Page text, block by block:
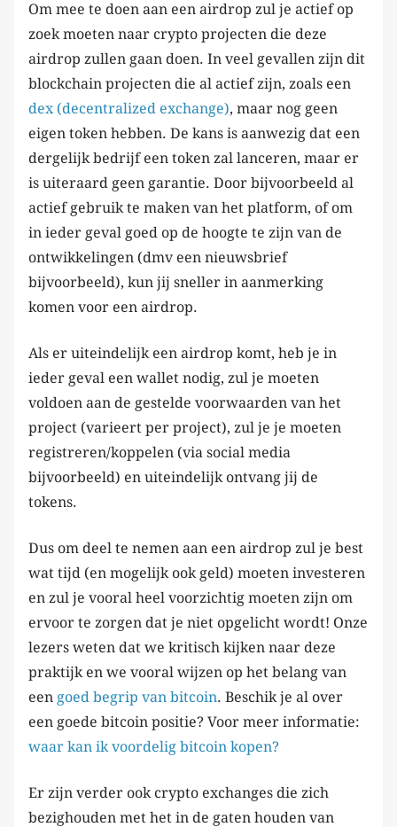
Om mee te doen aan een airdrop zul je actief op
zoek moeten naar crypto projecten die deze
airdrop zullen gaan doen. In veel gevallen zijn dit
blockchain projecten die al actief zijn, zoals een
dex (decentralized exchange), maar nog geen
eigen token hebben. De kans is aanwezig dat een
dergelijk bedrijf een token zal lanceren, maar er
is uiteraard geen garantie. Door bijvoorbeeld al
actief gebruik te maken van het platform, of om
in ieder geval goed op de hoogte te zijn van de
ontwikkelingen (dmv een nieuwsbrief
bijvoorbeeld), kun jij sneller in aanmerking
komen voor een airdrop.
Als er uiteindelijk een airdrop komt, heb je in
ieder geval een wallet nodig, zul je moeten
voldoen aan de gestelde voorwaarden van het
project (varieert per project), zul je je moeten
registreren/koppelen (via social media
bijvoorbeeld) en uiteindelijk ontvang jij de
tokens.
Dus om deel te nemen aan een airdrop zul je best
wat tijd (en mogelijk ook geld) moeten investeren
en zul je vooral heel voorzichtig moeten zijn om
ervoor te zorgen dat je niet opgelicht wordt! Onze
lezers weten dat we kritisch kijken naar deze
praktijk en we vooral wijzen op het belang van
een goed begrip van bitcoin. Beschik je al over
een goede bitcoin positie? Voor meer informatie:
waar kan ik voordelig bitcoin kopen?
Er zijn verder ook crypto exchanges die zich
bezighouden met het in de gaten houden van